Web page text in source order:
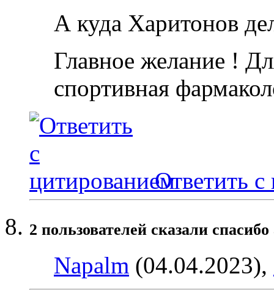
А куда Харитонов
Главное желание !
спортивная
Ответить с
2 пользователей сказали
Napalm (04.04.2023),